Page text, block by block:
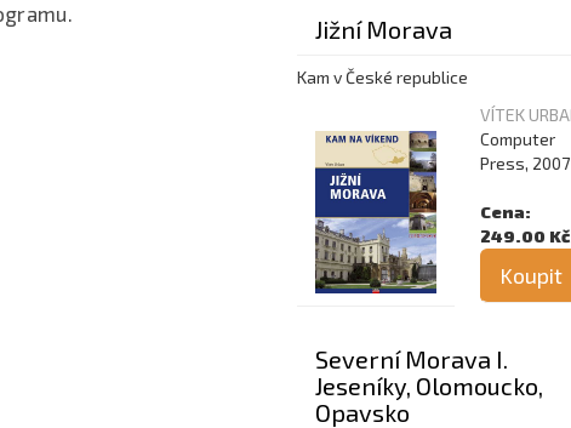
Jižní Morava
Kam v České republice
VÍTEK
Computer
Press, 2007
Cena:
249.00 Kč
Koupit
Severní Morava I.
Jeseníky, Olomoucko,
Opavsko